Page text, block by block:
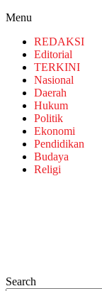
Menu
REDAKSI
Editorial
TERKINI
Nasional
Daerah
Hukum
Politik
Ekonomi
Pendidikan
Budaya
Religi
Search